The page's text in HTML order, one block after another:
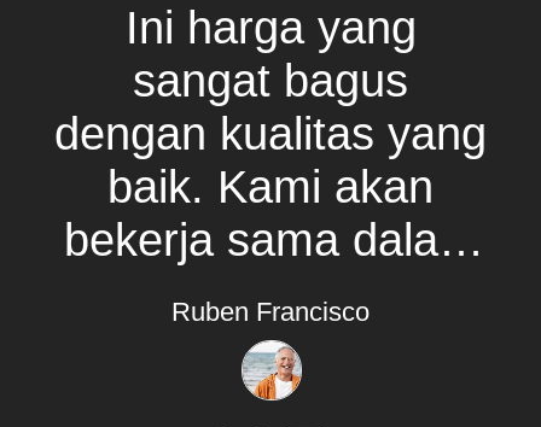
Ini harga yang
sangat bagus
dengan kualitas yang
baik. Kami akan
bekerja sama dalam
jangka panjang
dengan 20 ~ 30 set
per bulan.
Ruben Francisco